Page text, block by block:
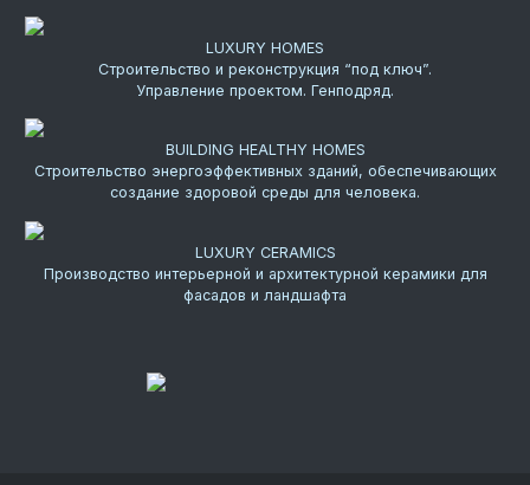
LUXURY HOMES
Строительство и реконструкция “под ключ”.
Управление проектом. Генподряд.
BUILDING HEALTHY HOMES
Строительство энергоэффективных зданий, обеспечивающих
создание здоровой среды для человека.
LUXURY CERAMICS
Производство интерьерной и архитектурной керамики для
фасадов и ландшафта